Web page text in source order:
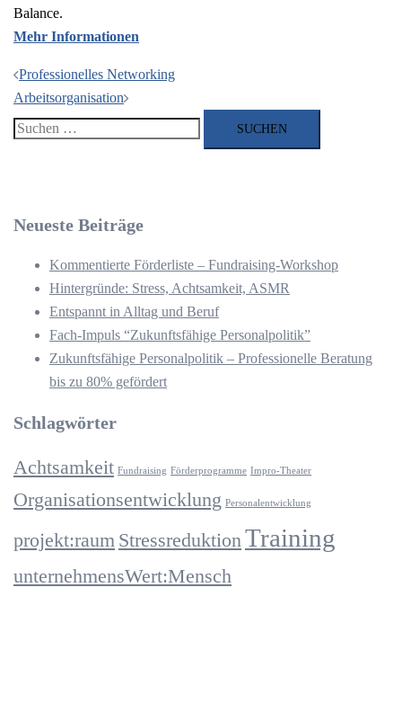
Balance.
Mehr Informationen
Beitragsnavigation
Professionelles Networking
Arbeitsorganisation
Suchen
Neueste Beiträge
Kommentierte Förderliste – Fundraising-Workshop
Hintergründe: Stress, Achtsamkeit, ASMR
Entspannt in Alltag und Beruf
Fach-Impuls “Zukunftsfähige Personalpolitik”
Zukunftsfähige Personalpolitik – Professionelle Beratung
bis zu 80% gefördert
Schlagwörter
Achtsamkeit Fundraising Förderprogramme Impro-Theater
Organisationsentwicklung Personalentwicklung
projekt:raum StressreduktionTraining
unternehmensWert:Mensch